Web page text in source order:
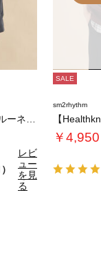
レビ
ュー
を見
る
SALE
sm2rhythm
￥4,950